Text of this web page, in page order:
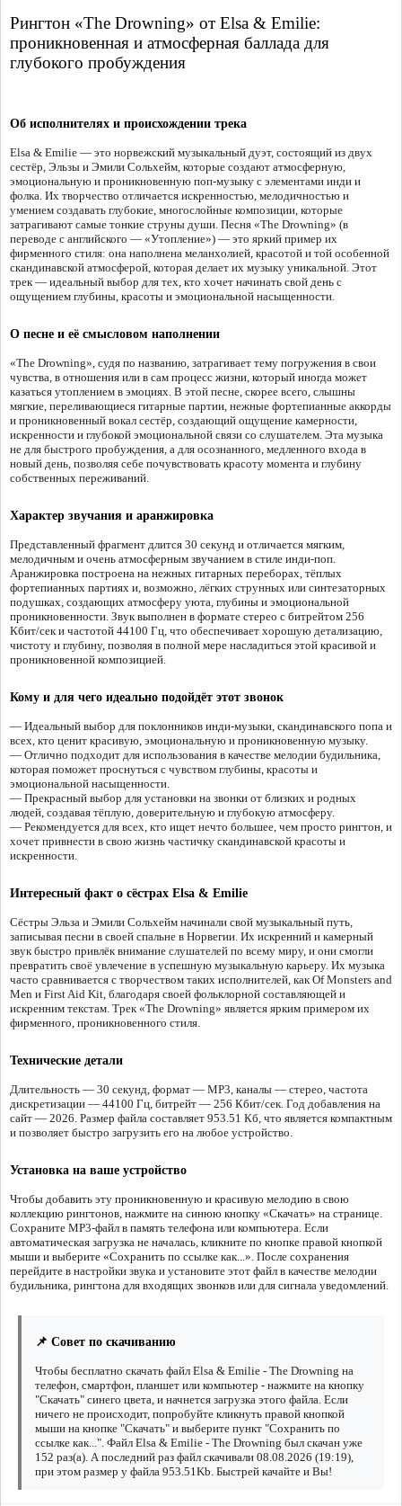
Рингтон «The Drowning» от Elsa & Emilie:
проникновенная и атмосферная баллада для
глубокого пробуждения
Об исполнителях и происхождении трека
Elsa & Emilie — это норвежский музыкальный дуэт, состоящий из двух
сестёр, Эльзы и Эмили Сольхейм, которые создают атмосферную,
эмоциональную и проникновенную поп-музыку с элементами инди и
фолка. Их творчество отличается искренностью, мелодичностью и
умением создавать глубокие, многослойные композиции, которые
затрагивают самые тонкие струны души. Песня «The Drowning» (в
переводе с английского — «Утопление») — это яркий пример их
фирменного стиля: она наполнена меланхолией, красотой и той особенной
скандинавской атмосферой, которая делает их музыку уникальной. Этот
трек — идеальный выбор для тех, кто хочет начинать свой день с
ощущением глубины, красоты и эмоциональной насыщенности.
О песне и её смысловом наполнении
«The Drowning», судя по названию, затрагивает тему погружения в свои
чувства, в отношения или в сам процесс жизни, который иногда может
казаться утоплением в эмоциях. В этой песне, скорее всего, слышны
мягкие, переливающиеся гитарные партии, нежные фортепианные аккорды
и проникновенный вокал сестёр, создающий ощущение камерности,
искренности и глубокой эмоциональной связи со слушателем. Эта музыка
не для быстрого пробуждения, а для осознанного, медленного входа в
новый день, позволяя себе почувствовать красоту момента и глубину
собственных переживаний.
Характер звучания и аранжировка
Представленный фрагмент длится 30 секунд и отличается мягким,
мелодичным и очень атмосферным звучанием в стиле инди-поп.
Аранжировка построена на нежных гитарных переборах, тёплых
фортепианных партиях и, возможно, лёгких струнных или синтезаторных
подушках, создающих атмосферу уюта, глубины и эмоциональной
проникновенности. Звук выполнен в формате стерео с битрейтом 256
Кбит/сек и частотой 44100 Гц, что обеспечивает хорошую детализацию,
чистоту и глубину, позволяя в полной мере насладиться этой красивой и
проникновенной композицией.
Кому и для чего идеально подойдёт этот звонок
— Идеальный выбор для поклонников инди-музыки, скандинавского попа и
всех, кто ценит красивую, эмоциональную и проникновенную музыку.
— Отлично подходит для использования в качестве мелодии будильника,
которая поможет проснуться с чувством глубины, красоты и
эмоциональной насыщенности.
— Прекрасный выбор для установки на звонки от близких и родных
людей, создавая тёплую, доверительную и глубокую атмосферу.
— Рекомендуется для всех, кто ищет нечто большее, чем просто рингтон, и
хочет привнести в свою жизнь частичку скандинавской красоты и
искренности.
Интересный факт о сёстрах Elsa & Emilie
Сёстры Эльза и Эмили Сольхейм начинали свой музыкальный путь,
записывая песни в своей спальне в Норвегии. Их искренний и камерный
звук быстро привлёк внимание слушателей по всему миру, и они смогли
превратить своё увлечение в успешную музыкальную карьеру. Их музыка
часто сравнивается с творчеством таких исполнителей, как Of Monsters and
Men и First Aid Kit, благодаря своей фольклорной составляющей и
искренним текстам. Трек «The Drowning» является ярким примером их
фирменного, проникновенного стиля.
Технические детали
Длительность — 30 секунд, формат — MP3, каналы — стерео, частота
дискретизации — 44100 Гц, битрейт — 256 Кбит/сек. Год добавления на
сайт — 2026. Размер файла составляет 953.51 Кб, что является компактным
и позволяет быстро загрузить его на любое устройство.
Установка на ваше устройство
Чтобы добавить эту проникновенную и красивую мелодию в свою
коллекцию рингтонов, нажмите на синюю кнопку «Скачать» на странице.
Сохраните MP3-файл в память телефона или компьютера. Если
автоматическая загрузка не началась, кликните по кнопке правой кнопкой
мыши и выберите «Сохранить по ссылке как...». После сохранения
перейдите в настройки звука и установите этот файл в качестве мелодии
будильника, рингтона для входящих звонков или для сигнала уведомлений.
📌 Совет по скачиванию
Чтобы бесплатно скачать файл Elsa & Emilie - The Drowning на
телефон, смартфон, планшет или компьютер - нажмите на кнопку
"Скачать" синего цвета, и начнется загрузка этого файла. Если
ничего не происходит, попробуйте кликнуть правой кнопкой
мыши на кнопке "Скачать" и выберите пункт "Сохранить по
ссылке как...". Файл Elsa & Emilie - The Drowning был скачан уже
152 раз(а). А последний раз файл скачивали 08.08.2026 (19:19),
при этом размер у файла 953.51Kb. Быстрей качайте и Вы!